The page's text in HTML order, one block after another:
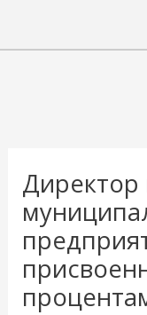
Директор
записям